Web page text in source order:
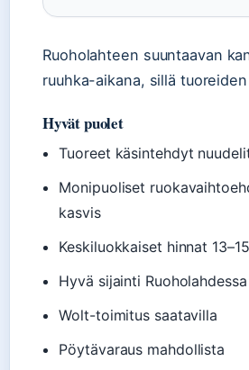
Ruoholahteen suuntaavan
ruuhka-aikana, sillä
Hyvät puolet
Tuoreet käsintehdyt
Monipuoliset
kasvis
Keskiluokkaiset hinnat
Hyvä sijainti Ruoholahdessa
Wolt-toimitus saatavilla
Pöytävaraus mahdollista